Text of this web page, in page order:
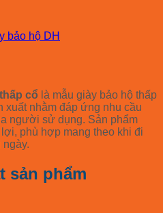
bảo hộ DH
cổ là mẫu giày bảo hộ thấp
nhằm đáp ứng nhu cầu
người sử dụng. Sản phẩm
phù hợp mang theo khi đi
sản phẩm